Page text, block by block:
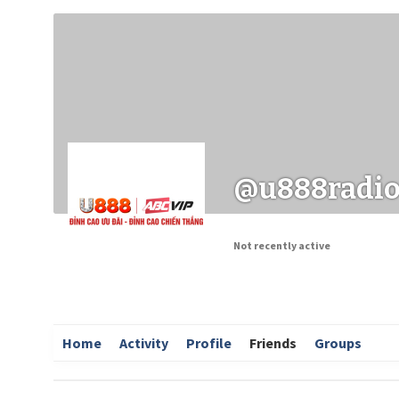
Заходи
Not recently active
Home Activity Profile Friends Groups